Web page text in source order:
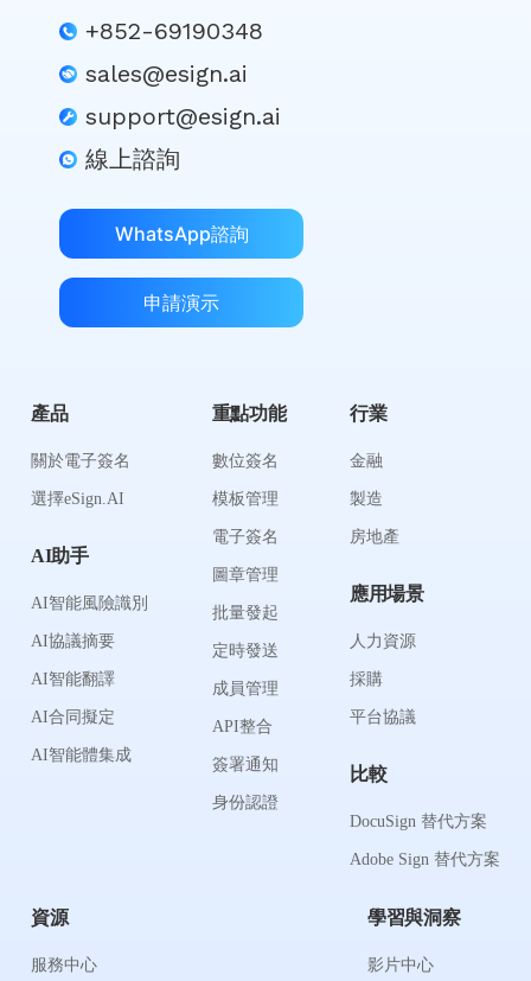
+852-69190348
sales@esign.ai
support@esign.ai
線上諮詢
WhatsApp諮詢
申請演示
產品
關於電子簽名
選擇eSign.AI
AI助手
AI智能風險識別
AI協議摘要
AI智能翻譯
AI合同擬定
AI智能體集成
重點功能
數位簽名
模板管理
電子簽名
圖章管理
批量發起
定時發送
成員管理
API整合
簽署通知
身份認證
行業
金融
製造
房地產
應用場景
人力資源
採購
平台協議
比較
DocuSign 替代方案
Adobe Sign 替代方案
資源
服務中心
學習與洞察
影片中心